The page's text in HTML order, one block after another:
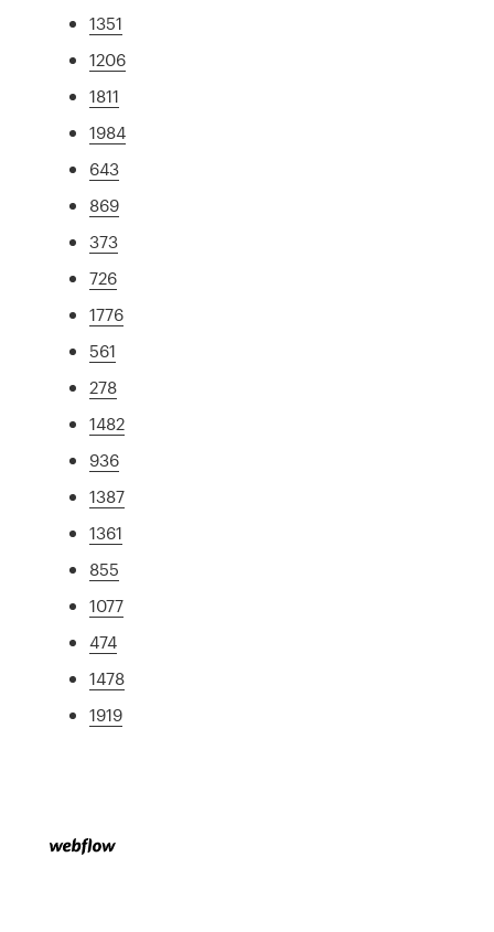
1351
1206
1811
1984
643
869
373
726
1776
561
278
1482
936
1387
1361
855
1077
474
1478
1919